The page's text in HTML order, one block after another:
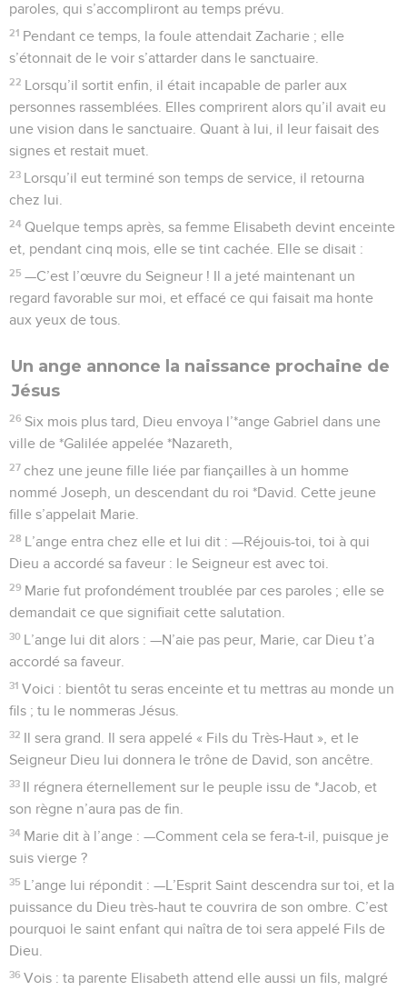
paroles, qui s’accompliront au temps prévu.
21 Pendant ce temps, la foule attendait Zacharie ; elle
s’étonnait de le voir s’attarder dans le sanctuaire.
22 Lorsqu’il sortit enfin, il était incapable de parler aux
personnes rassemblées. Elles comprirent alors qu’il avait eu
une vision dans le sanctuaire. Quant à lui, il leur faisait des
signes et restait muet.
23 Lorsqu’il eut terminé son temps de service, il retourna
chez lui.
24 Quelque temps après, sa femme Elisabeth devint enceinte
et, pendant cinq mois, elle se tint cachée. Elle se disait :
25 —C’est l’œuvre du Seigneur ! Il a jeté maintenant un
regard favorable sur moi, et effacé ce qui faisait ma honte
aux yeux de tous.
Un ange annonce la naissance prochaine de
Jésus
26 Six mois plus tard, Dieu envoya l’*ange Gabriel dans une
ville de *Galilée appelée *Nazareth,
27 chez une jeune fille liée par fiançailles à un homme
nommé Joseph, un descendant du roi *David. Cette jeune
fille s’appelait Marie.
28 L’ange entra chez elle et lui dit : —Réjouis-toi, toi à qui
Dieu a accordé sa faveur : le Seigneur est avec toi.
29 Marie fut profondément troublée par ces paroles ; elle se
demandait ce que signifiait cette salutation.
30 L’ange lui dit alors : —N’aie pas peur, Marie, car Dieu t’a
accordé sa faveur.
31 Voici : bientôt tu seras enceinte et tu mettras au monde un
fils ; tu le nommeras Jésus.
32 Il sera grand. Il sera appelé « Fils du Très-Haut », et le
Seigneur Dieu lui donnera le trône de David, son ancêtre.
33 Il régnera éternellement sur le peuple issu de *Jacob, et
son règne n’aura pas de fin.
34 Marie dit à l’ange : —Comment cela se fera-t-il, puisque je
suis vierge ?
35 L’ange lui répondit : —L’Esprit Saint descendra sur toi, et la
puissance du Dieu très-haut te couvrira de son ombre. C’est
pourquoi le saint enfant qui naîtra de toi sera appelé Fils de
Dieu.
36 Vois : ta parente Elisabeth attend elle aussi un fils, malgré